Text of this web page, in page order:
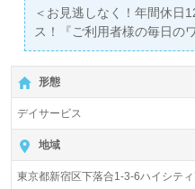
＜お見逃しなく！年間休日
ス！『ご利用者様の毎日の
ート！＞
◎介護職/正社員募集◎【月
2回】＊初任者研修以上有
駅』徒歩5分。
1日定員39名（１日型/半日
ストリハ株式会社（本社：
従業員数803名以上、東京
形態
デイサービス
地域
東京都新宿区下落合1-3-6ハイシテ